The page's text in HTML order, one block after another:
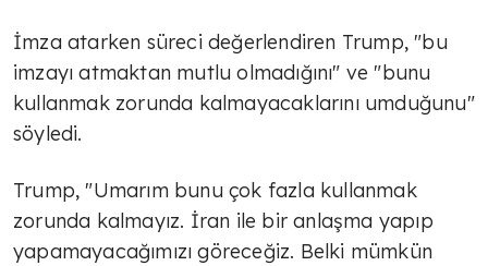
İmza atarken süreci değerlendiren Trump, "bu
imzayı atmaktan mutlu olmadığını" ve "bunu
kullanmak zorunda kalmayacaklarını umduğunu"
söyledi.
Trump, "Umarım bunu çok fazla kullanmak
zorunda kalmayız. İran ile bir anlaşma yapıp
yapamayacağımızı göreceğiz. Belki mümkün